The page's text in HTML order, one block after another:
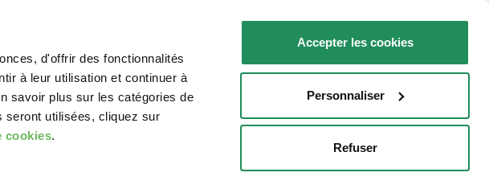
d'offrir des fonctionnalités
à leur utilisation et continuer à
savoir plus sur les catégories de
seront utilisées, cliquez sur
cookies.
Accepter les cookies
Personnaliser
Refuser
Nous contacter FR
VOTRE CHIEN POUR VOTRE CHAT POINTS DE VENTE